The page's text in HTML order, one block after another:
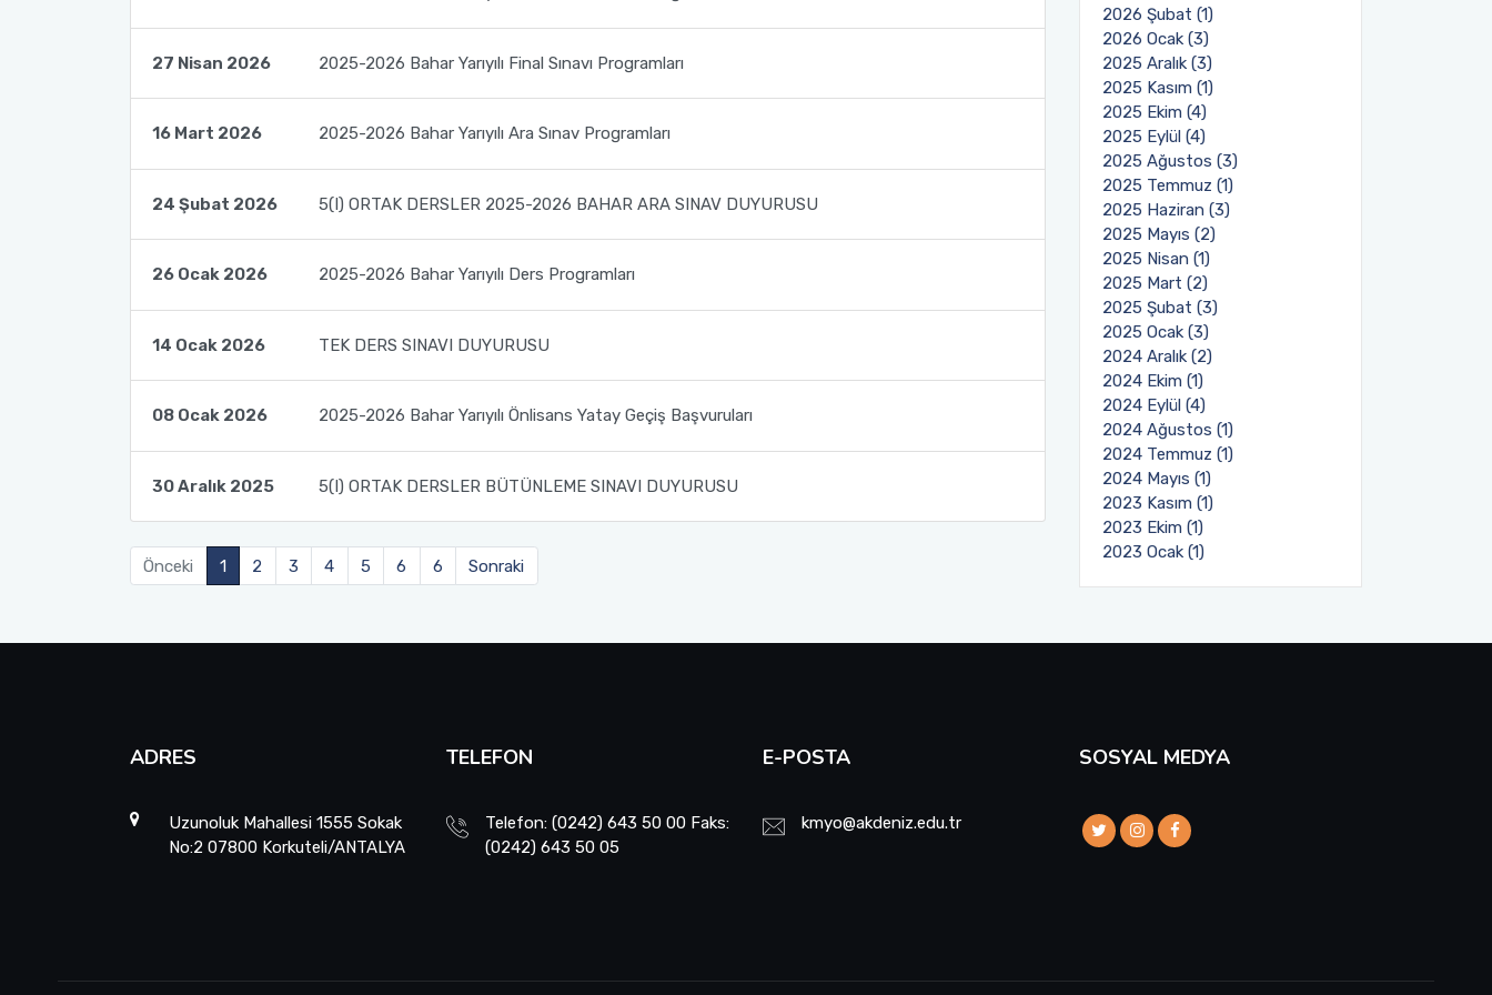
27 Nisan 2026 2025-2026 Bahar Yarıyılı Final Sınavı Programları
16 Mart 2026 2025-2026 Bahar Yarıyılı Ara Sınav Programları
24 Şubat 2026 5(I) ORTAK DERSLER 2025-2026 BAHAR ARA SINAV DUYURUSU
26 Ocak 2026 2025-2026 Bahar Yarıyılı Ders Programları
14 Ocak 2026 TEK DERS SINAVI DUYURUSU
08 Ocak 2026 2025-2026 Bahar Yarıyılı Önlisans Yatay Geçiş Başvuruları
30 Aralık 2025 5(I) ORTAK DERSLER BÜTÜNLEME SINAVI DUYURUSU
Önceki 1 2 3 4 5 6 6 Sonraki
2026 Şubat (1)
2026 Ocak (3)
2025 Aralık (3)
2025 Kasım (1)
2025 Ekim (4)
2025 Eylül (4)
2025 Ağustos (3)
2025 Temmuz (1)
2025 Haziran (3)
2025 Mayıs (2)
2025 Nisan (1)
2025 Mart (2)
2025 Şubat (3)
2025 Ocak (3)
2024 Aralık (2)
2024 Ekim (1)
2024 Eylül (4)
2024 Ağustos (1)
2024 Temmuz (1)
2024 Mayıs (1)
2023 Kasım (1)
2023 Ekim (1)
2023 Ocak (1)
ADRES
Uzunoluk Mahallesi 1555 Sokak
No:2 07800 Korkuteli/ANTALYA
TELEFON
Telefon: (0242) 643 50 00 Faks:
(0242) 643 50 05
E-POSTA
kmyo@akdeniz.edu.tr
SOSYAL MEDYA